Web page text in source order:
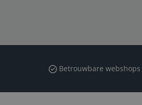
Betrouwbare webshops